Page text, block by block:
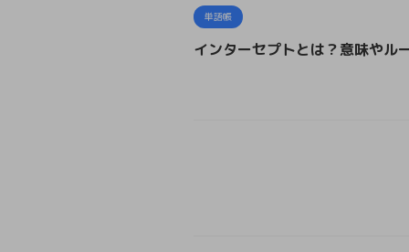
単語帳
インターセプトとは？意味やル